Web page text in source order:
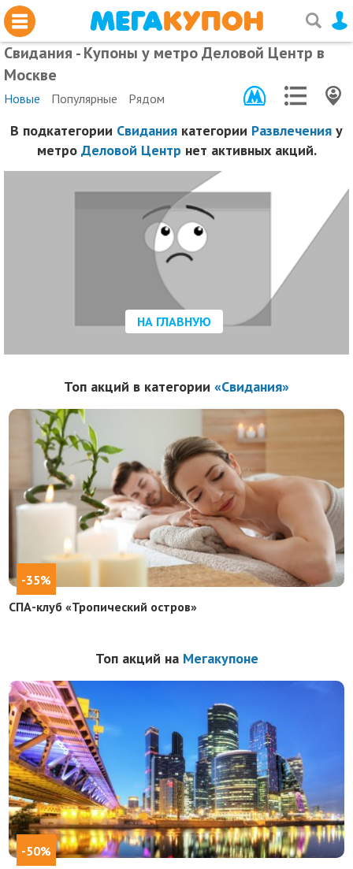
Свидания - Купоны у метро Деловой Центр в
Москве
Новые Популярные Рядом
В подкатегории Свидания категории Развлечения у
метро Деловой Центр нет активных акций.
НА ГЛАВНУЮ
Топ акций в категории «Свидания»
-35%
СПА-клуб «Тропический остров»
Топ акций на Мегакупоне
-50%